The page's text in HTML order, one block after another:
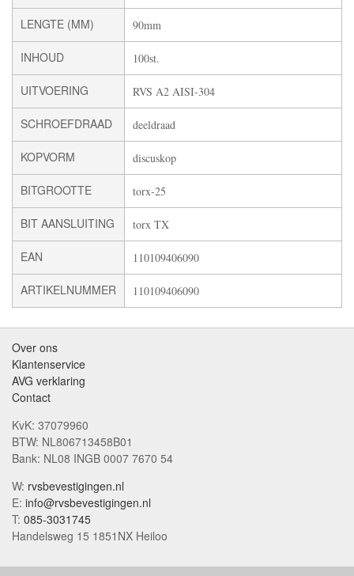
LENGTE (MM) 90mm
INHOUD 100st.
UITVOERING RVS A2 AISI-304
SCHROEFDRAAD deeldraad
KOPVORM discuskop
BITGROOTTE torx-25
BIT AANSLUITING torx TX
EAN 110109406090
ARTIKELNUMMER 110109406090
Over ons
Klantenservice
AVG verklaring
Contact
KvK: 37079960
BTW: NL806713458B01
Bank: NL08 INGB 0007 7670 54
W: rvsbevestigingen.nl
E: info@rvsbevestigingen.nl
T: 085-3031745
Handelsweg 15 1851NX Heiloo